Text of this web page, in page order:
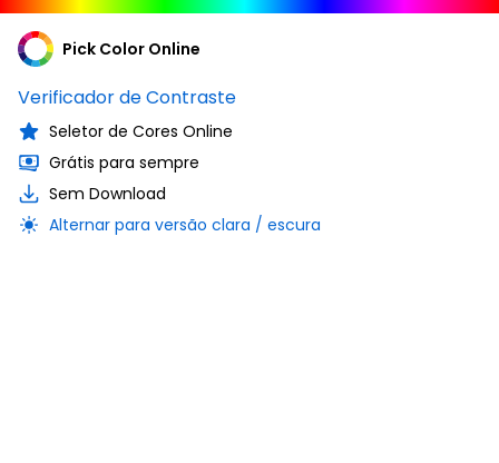
Pick Color Online
Verificador de Contraste
Seletor de Cores Online
Grátis para sempre
Sem Download
Alternar para versão clara / escura